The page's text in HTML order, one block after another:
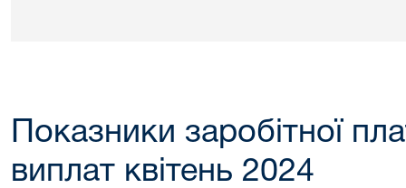
Показники заробітної
виплат квітень 2024